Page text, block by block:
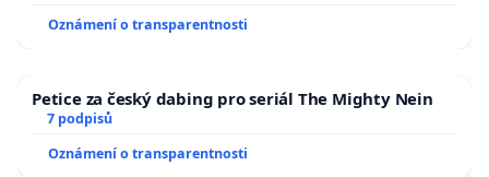
Oznámení o transparentnosti
Petice za český dabing pro seriál The Mighty Nein
7 podpisů
Oznámení o transparentnosti